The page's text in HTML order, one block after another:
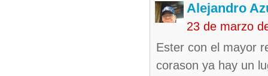
Alejandro
23 de marzo
Ester con el mayor
corason ya hay un